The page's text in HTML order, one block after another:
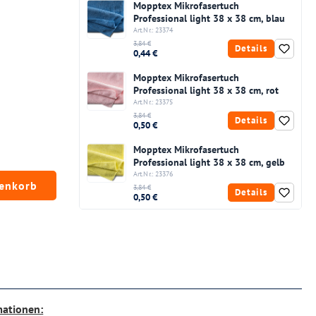
Wert ein oder benutze die
Mopptex Mikrofasertuch
Professional light 38 x 38 cm, blau
Art.Nr.: 23374
3,84 €
0,44 € Details
Mopptex Mikrofasertuch
Professional light 38 x 38 cm, rot
Art.Nr.: 23375
3,84 €
0,50 € Details
Mopptex Mikrofasertuch
Professional light 38 x 38 cm, gelb
Art.Nr.: 23376
3,84 €
0,50 € Details